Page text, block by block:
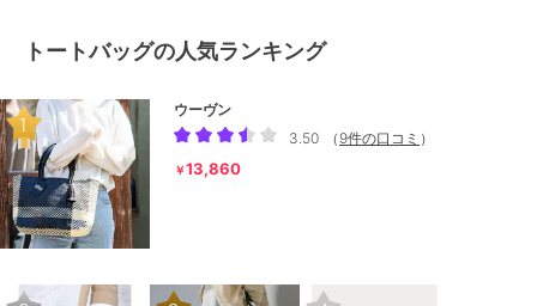
トートバッグの人気ランキング
ウーヴン
3.50
（ 9件の口コミ ）
￥13,860